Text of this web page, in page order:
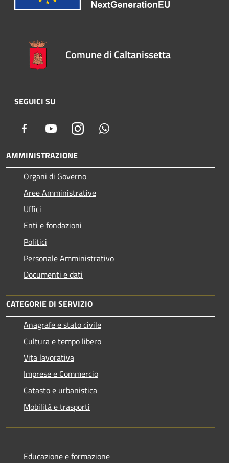
Comune di Caltanissetta
SEGUICI SU
Facebook YoutubeInstagram
AMMINISTRAZIONE
Organi di Governo
Aree Amministrative
Uffici
Enti e fondazioni
Politici
Personale Amministrativo
Documenti e dati
CATEGORIE DI SERVIZIO
Anagrafe e stato civile
Cultura e tempo libero
Vita lavorativa
Imprese e Commercio
Catasto e urbanistica
Mobilità e trasporti
Educazione e formazione